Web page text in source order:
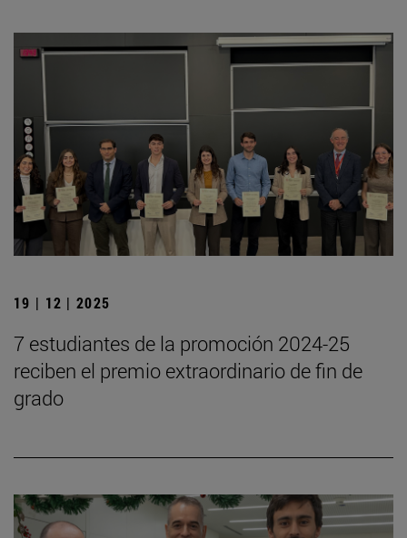
19 | 12 | 2025
7 estudiantes de la promoción 2024-25
reciben el premio extraordinario de fin de
grado